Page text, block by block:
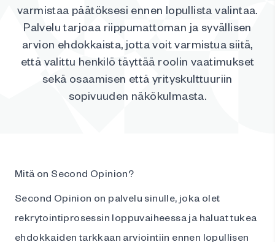
varmistaa päätöksesi ennen lopullista valintaa.
Palvelu tarjoaa riippumattoman ja syvällisen
arvion ehdokkaista, jotta voit varmistua siitä,
että valittu henkilö täyttää roolin vaatimukset
sekä osaamisen että yrityskulttuuriin
sopivuuden näkökulmasta.
Mitä on Second Opinion?
Second Opinion on palvelu sinulle, joka olet
rekrytointiprosessin loppuvaiheessa ja haluat tukea
ehdokkaiden tarkkaan arviointiin ennen lopullisen